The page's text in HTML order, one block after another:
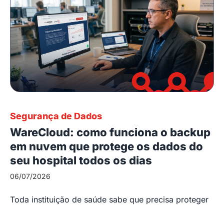
Segurança de Dados
WareCloud: como funciona o backup
em nuvem que protege os dados do
seu hospital todos os dias
06/07/2026
Toda instituição de saúde sabe que precisa proteger